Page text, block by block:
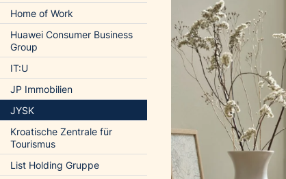
Home of Work
Huawei Consumer Business
Group
IT:U
JP Immobilien
JYSK
Kroatische Zentrale für
Tourismus
List Holding Gruppe